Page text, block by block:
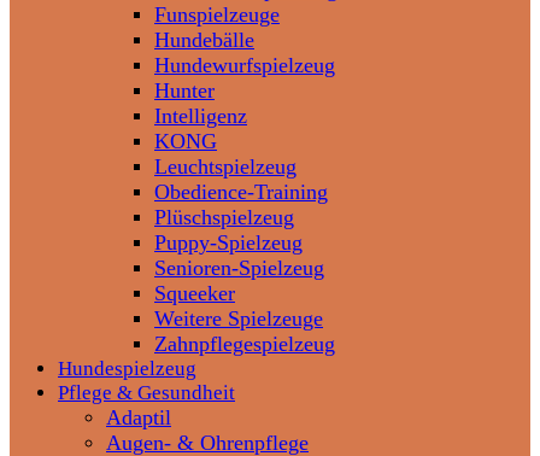
Funspielzeuge
Hundebälle
Hundewurfspielzeug
Hunter
Intelligenz
KONG
Leuchtspielzeug
Obedience-Training
Plüschspielzeug
Puppy-Spielzeug
Senioren-Spielzeug
Squeeker
Weitere Spielzeuge
Zahnpflegespielzeug
Hundespielzeug
Pflege & Gesundheit
Adaptil
Augen- & Ohrenpflege